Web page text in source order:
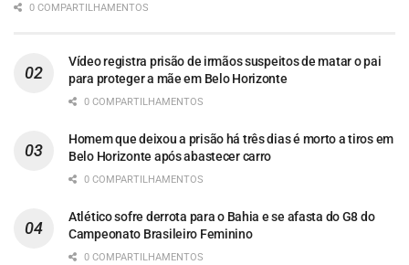
0 COMPARTILHAMENTOS
Vídeo registra prisão de irmãos suspeitos de matar o pai
para proteger a mãe em Belo Horizonte
0 COMPARTILHAMENTOS
Homem que deixou a prisão há três dias é morto a tiros em
Belo Horizonte após abastecer carro
0 COMPARTILHAMENTOS
Atlético sofre derrota para o Bahia e se afasta do G8 do
Campeonato Brasileiro Feminino
0 COMPARTILHAMENTOS